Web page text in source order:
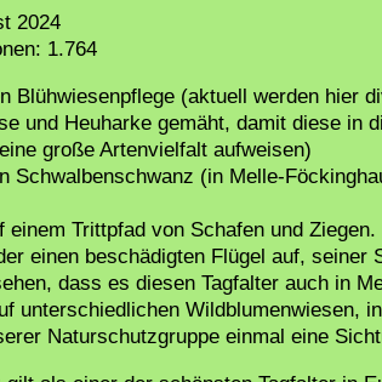
2024
1.764
Blühwiesenpflege (aktuell werden hier
und Heuharke gemäht, damit diese in
große Artenvielfalt aufweisen)
Schwalbenschwanz (in Melle-
einem Trittpfad von Schafen und Ziegen.
einen beschädigten Flügel auf, seiner
dass es diesen Tagfalter auch in
unterschiedlichen Wildblumenwiesen,
Naturschutzgruppe einmal eine